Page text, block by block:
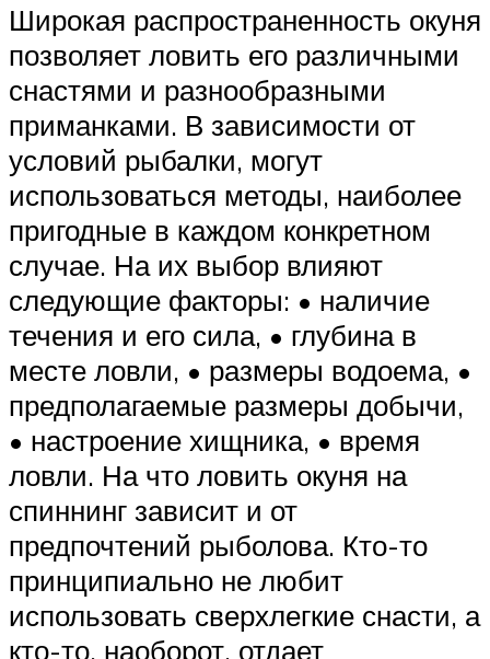
Широкая распространенность окуня
позволяет ловить его различными
снастями и разнообразными
приманками. В зависимости от
условий рыбалки, могут
использоваться методы, наиболее
пригодные в каждом конкретном
случае. На их выбор влияют
следующие факторы: • наличие
течения и его сила, • глубина в
месте ловли, • размеры водоема, •
предполагаемые размеры добычи,
• настроение хищника, • время
ловли. На что ловить окуня на
спиннинг зависит и от
предпочтений рыболова. Кто-то
принципиально не любит
использовать сверхлегкие снасти, а
кто-то, наоборот, отдает